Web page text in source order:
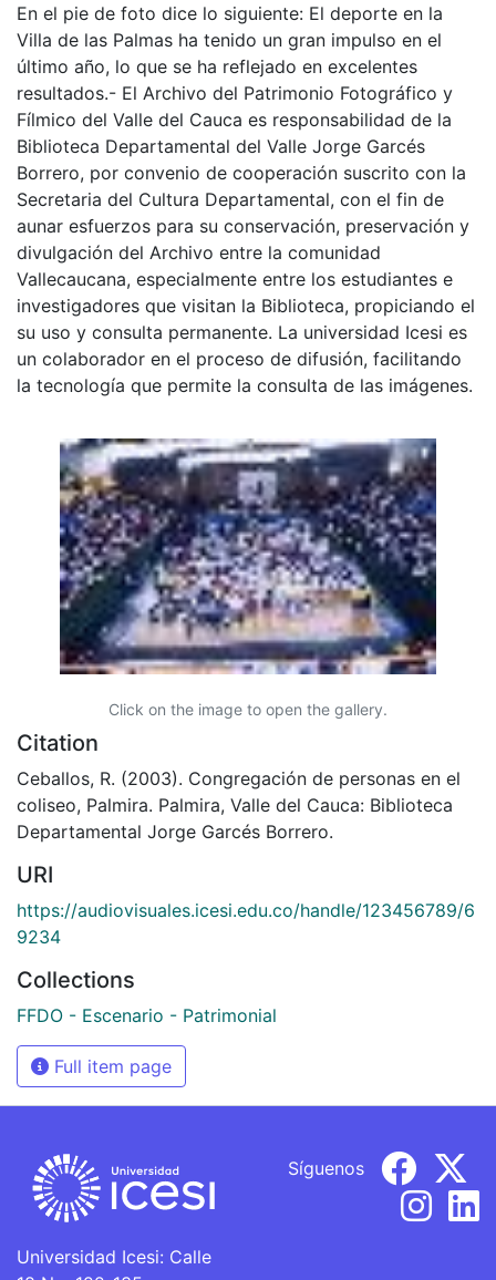
En el pie de foto dice lo siguiente: El deporte en la
Villa de las Palmas ha tenido un gran impulso en el
último año, lo que se ha reflejado en excelentes
resultados.- El Archivo del Patrimonio Fotográfico y
Fílmico del Valle del Cauca es responsabilidad de la
Biblioteca Departamental del Valle Jorge Garcés
Borrero, por convenio de cooperación suscrito con la
Secretaria del Cultura Departamental, con el fin de
aunar esfuerzos para su conservación, preservación y
divulgación del Archivo entre la comunidad
Vallecaucana, especialmente entre los estudiantes e
investigadores que visitan la Biblioteca, propiciando el
su uso y consulta permanente. La universidad Icesi es
un colaborador en el proceso de difusión, facilitando
la tecnología que permite la consulta de las imágenes.
Click on the image to open the gallery.
Citation
Ceballos, R. (2003). Congregación de personas en el
coliseo, Palmira. Palmira, Valle del Cauca: Biblioteca
Departamental Jorge Garcés Borrero.
URI
https://audiovisuales.icesi.edu.co/handle/123456789/6
9234
Collections
FFDO - Escenario - Patrimonial
Full item page
Universidad Icesi: Calle
Síguenos